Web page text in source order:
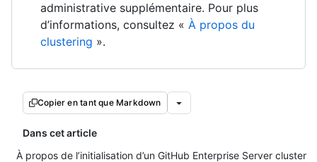
administrative supplémentaire. Pour plus
d’informations, consultez « À propos du
clustering ».
Copier en tant que Markdown
Dans cet article
À propos de l’initialisation d’un GitHub Enterprise Server cluster